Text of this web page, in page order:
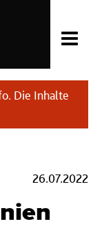
Die Inhalte
26.07.2022